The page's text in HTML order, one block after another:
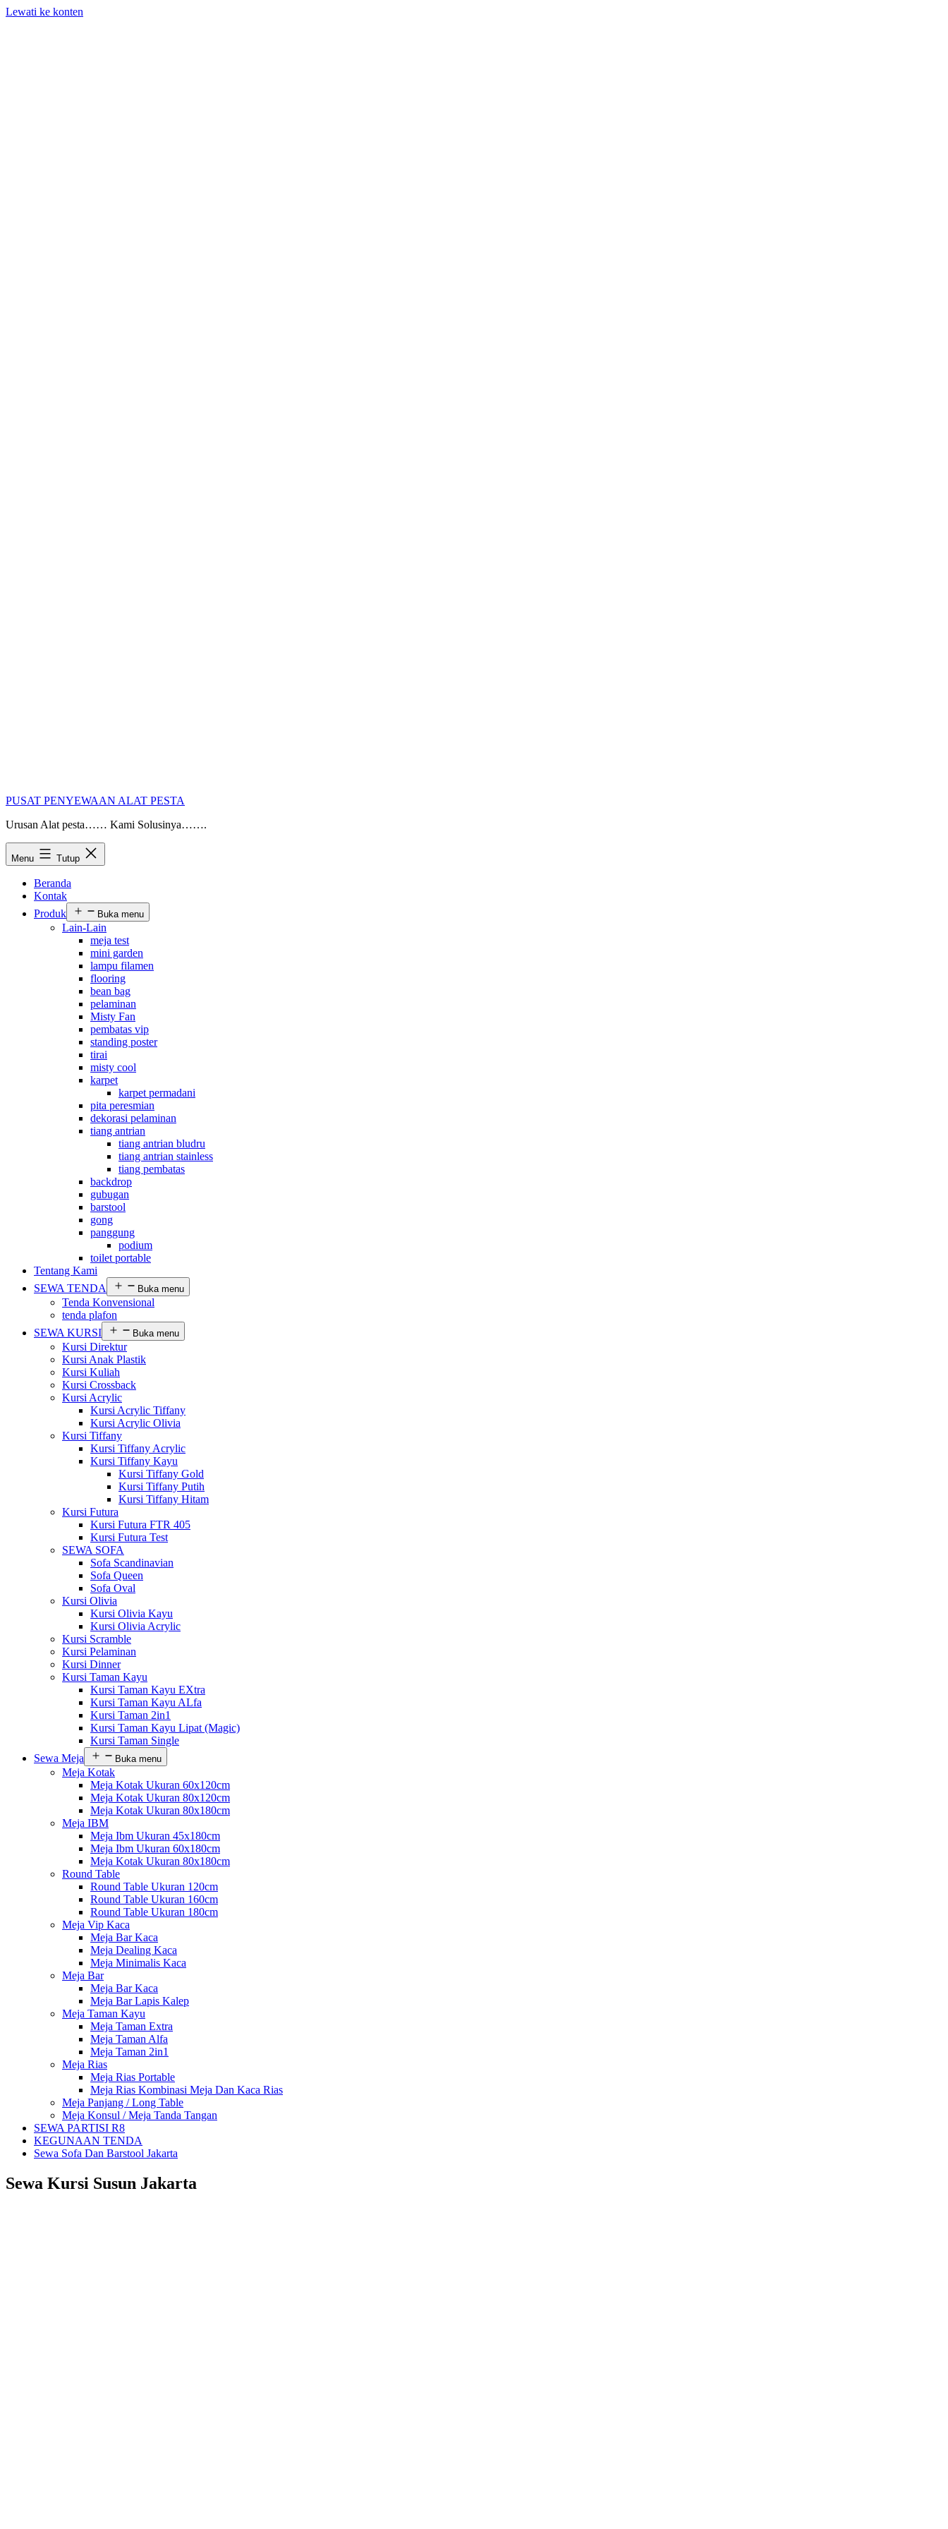
Lewati ke konten
PUSAT PENYEWAAN ALAT PESTA
Urusan Alat pesta…… Kami Solusinya…….
Menu Tutup
Beranda
Kontak
Produk
Buka menu
Lain-Lain
meja test
mini garden
lampu filamen
flooring
bean bag
pelaminan
Misty Fan
pembatas vip
standing poster
tirai
misty cool
karpet
karpet permadani
pita peresmian
dekorasi pelaminan
tiang antrian
tiang antrian bludru
tiang antrian stainless
tiang pembatas
backdrop
gubugan
barstool
gong
panggung
podium
toilet portable
Tentang Kami
SEWA TENDA
Buka menu
Tenda Konvensional
tenda plafon
SEWA KURSI
Buka menu
Kursi Direktur
Kursi Anak Plastik
Kursi Kuliah
Kursi Crossback
Kursi Acrylic
Kursi Acrylic Tiffany
Kursi Acrylic Olivia
Kursi Tiffany
Kursi Tiffany Acrylic
Kursi Tiffany Kayu
Kursi Tiffany Gold
Kursi Tiffany Putih
Kursi Tiffany Hitam
Kursi Futura
Kursi Futura FTR 405
Kursi Futura Test
SEWA SOFA
Sofa Scandinavian
Sofa Queen
Sofa Oval
Kursi Olivia
Kursi Olivia Kayu
Kursi Olivia Acrylic
Kursi Scramble
Kursi Pelaminan
Kursi Dinner
Kursi Taman Kayu
Kursi Taman Kayu EXtra
Kursi Taman Kayu ALfa
Kursi Taman 2in1
Kursi Taman Kayu Lipat (Magic)
Kursi Taman Single
Sewa Meja
Buka menu
Meja Kotak
Meja Kotak Ukuran 60x120cm
Meja Kotak Ukuran 80x120cm
Meja Kotak Ukuran 80x180cm
Meja IBM
Meja Ibm Ukuran 45x180cm
Meja Ibm Ukuran 60x180cm
Meja Kotak Ukuran 80x180cm
Round Table
Round Table Ukuran 120cm
Round Table Ukuran 160cm
Round Table Ukuran 180cm
Meja Vip Kaca
Meja Bar Kaca
Meja Dealing Kaca
Meja Minimalis Kaca
Meja Bar
Meja Bar Kaca
Meja Bar Lapis Kalep
Meja Taman Kayu
Meja Taman Extra
Meja Taman Alfa
Meja Taman 2in1
Meja Rias
Meja Rias Portable
Meja Rias Kombinasi Meja Dan Kaca Rias
Meja Panjang / Long Table
Meja Konsul / Meja Tanda Tangan
SEWA PARTISI R8
KEGUNAAN TENDA
Sewa Sofa Dan Barstool Jakarta
Sewa Kursi Susun Jakarta